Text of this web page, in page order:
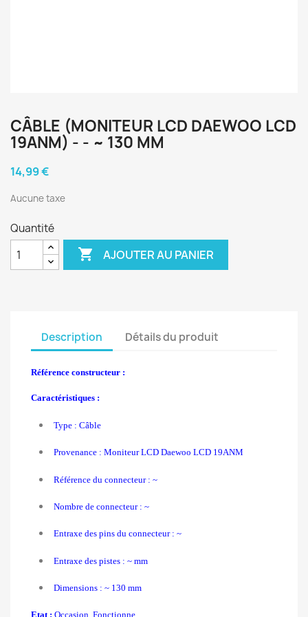
CÂBLE (MONITEUR LCD DAEWOO LCD
19ANM) - - ~ 130 MM
14,99 €
Aucune taxe
Quantité
 AJOUTER AU PANIER
Description Détails du produit
Référence constructeur :
Caractéristiques :
Type : Câble
Provenance : Moniteur LCD Daewoo LCD 19ANM
Référence du connecteur : ~
Nombre de connecteur : ~
Entraxe des pins du connecteur : ~
Entraxe des pistes : ~ mm
Dimensions : ~ 130 mm
Etat : Occasion, Fonctionne